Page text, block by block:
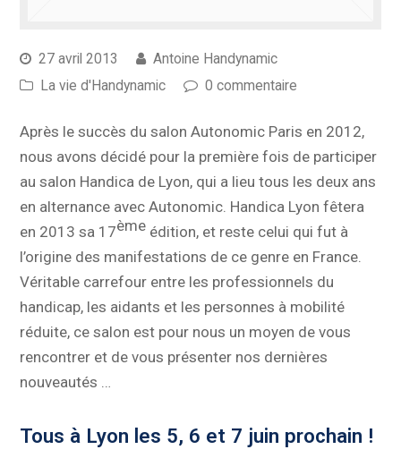
27 avril 2013
Antoine Handynamic
La vie d'Handynamic
0 commentaire
Après le succès du salon Autonomic Paris en 2012,
nous avons décidé pour la première fois de participer
au salon Handica de Lyon, qui a lieu tous les deux ans
en alternance avec Autonomic. Handica Lyon fêtera
en 2013 sa 17ème édition, et reste celui qui fut à
l’origine des manifestations de ce genre en France.
Véritable carrefour entre les professionnels du
handicap, les aidants et les personnes à mobilité
réduite, ce salon est pour nous un moyen de vous
rencontrer et de vous présenter nos dernières
nouveautés …
Tous à Lyon les 5, 6 et 7 juin prochain !